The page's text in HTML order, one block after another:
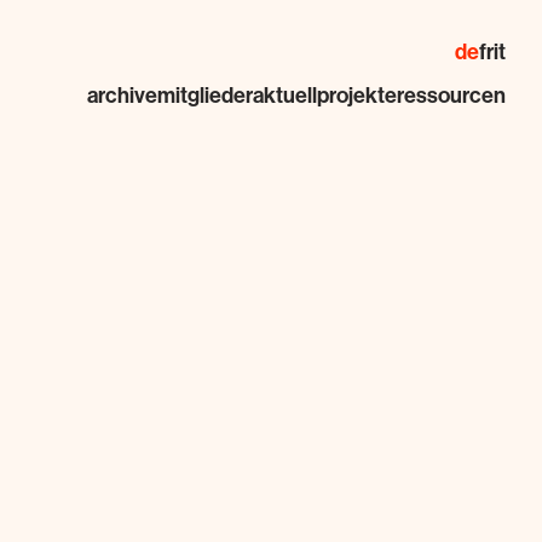
defrit
archivemitgliederaktuellprojekteressourcen